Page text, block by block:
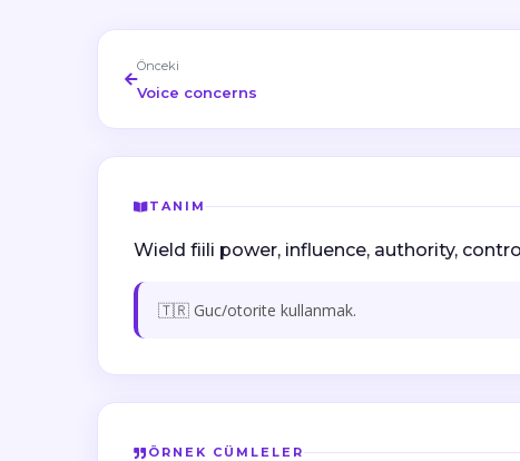
Önceki
Voice concerns
TANIM
Wield fiili power, influence, authority,
🇹🇷 Guc/otorite kullanmak.
ÖRNEK CÜMLELER